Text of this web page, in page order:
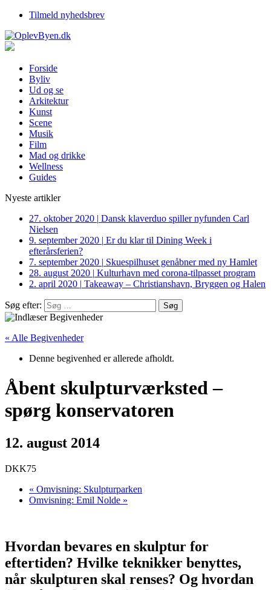
Tilmeld nyhedsbrev
Forside
Byliv
Ud og se
Arkitektur
Kunst
Scene
Musik
Film
Mad og drikke
Wellness
Guides
Nyeste artikler
27. oktober 2020 | Dansk klaverduo spiller nyfunden Carl
Nielsen
9. september 2020 | Er du klar til Dining Week i
efterårsferien?
7. september 2020 | Skuespilhuset genåbner med ny Hamlet
28. august 2020 | Kulturhavn med corona-tilpasset program
2. april 2020 | Takeaway – Christianshavn, Bryggen og Halen
Søg efter:
« Alle Begivenheder
Denne begivenhed er allerede afholdt.
Åbent skulpturværksted –
spørg konservatoren
12. august 2014
DKK75
« Omvisning: Skulpturparken
Omvisning: Emil Nolde »
Hvordan bevares en skulptur for
eftertiden? Hvilke teknikker benyttes,
når skulpturen skal renses? Og hvordan